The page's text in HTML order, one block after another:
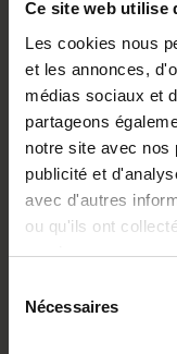
Ce site web utilise
Les cookies nous
et les annonces,
médias sociaux et
partageons
notre site avec nos
publicité et
avec d'autres
ou qu'ils ont
services.
Nécessaires
irriguée
traitement
l’idée est
longtemps», dit-il.
Notant
estime que
traiter l’eau au
une utilisation
tâche la plus
futurs utilisateurs.